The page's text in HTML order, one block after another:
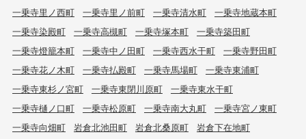
一乗寺里ノ西町
一乗寺里ノ前町 一乗寺清水町
一乗寺地蔵本町
一乗寺染殿町
一乗寺高槻町 一乗寺塚本町
一乗寺築田町
一乗寺燈籠本町
一乗寺中ノ田町 一乗寺西水干町
一乗寺野田町
一乗寺花ノ木町
一乗寺払殿町 一乗寺馬場町
一乗寺東浦町
一乗寺東杉ノ宮町
一乗寺東閉川原町
一乗寺東水干町
一乗寺樋ノ口町
一乗寺松原町 一乗寺南大丸町
一乗寺宮ノ東町
一乗寺向畑町
岩倉北池田町 岩倉北桑原町
岩倉下在地町